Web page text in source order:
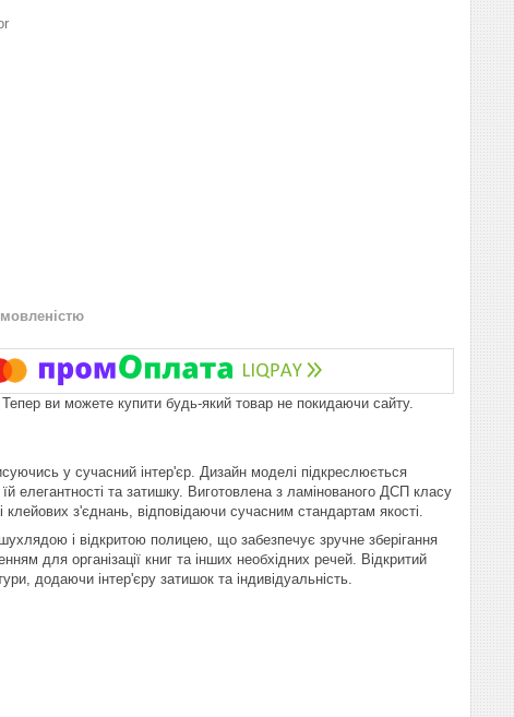
Тепер ви можете купити будь-який товар не покидаючи сайту.
у сучасний інтер'єр. Дизайн моделі підкреслюється
елегантності та затишку. Виготовлена з ламінованого ДСП класу
з'єднань, відповідаючи сучасним стандартам якості.
і відкритою полицею, що забезпечує зручне зберігання
для організації книг та інших необхідних речей. Відкритий
додаючи інтер'єру затишок та індивідуальність.